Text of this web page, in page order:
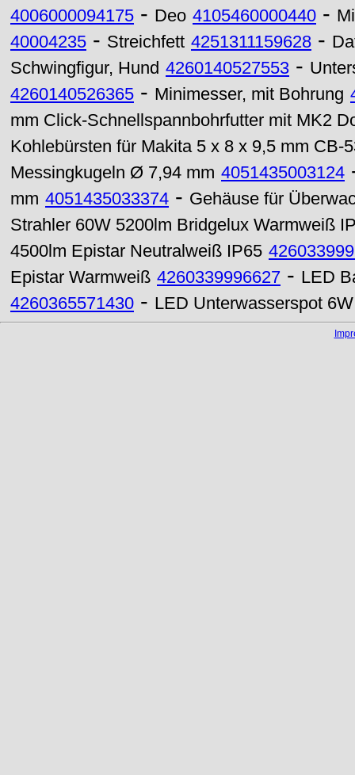
4006000094175 - Deo 4105460000440 -
40004235 - Streichfett 4251311159628 -
Schwingfigur, Hund 4260140527553 -
4260140526365 - Minimesser, mit Bohrung
mm Click-Schnellspannbohrfutter mit MK2
Kohlebürsten für Makita 5 x 8 x 9,5 mm CB-
Messingkugeln Ø 7,94 mm 4051435003124
mm 4051435033374 - Gehäuse für
Strahler 60W 5200lm Bridgelux Warmweiß
4500lm Epistar Neutralweiß IP65
Epistar Warmweiß 4260339996627 - LED
4260365571430 - LED Unterwasserspot